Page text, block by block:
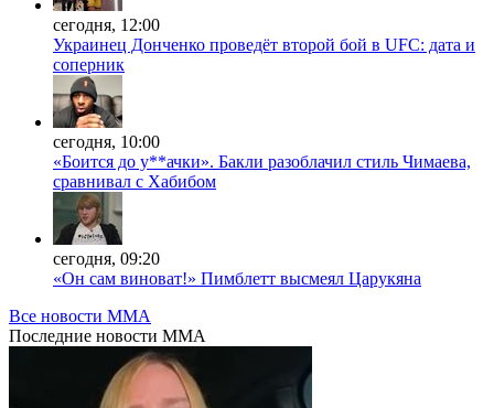
сегодня, 12:00
Украинец Донченко проведёт второй бой в UFC: дата и
соперник
сегодня, 10:00
«Боится до у**ачки». Бакли разоблачил стиль Чимаева,
сравнивал с Хабибом
сегодня, 09:20
«Он сам виноват!» Пимблетт высмеял Царукяна
Все новости MMA
Последние новости MMA